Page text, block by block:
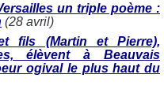
un triple poème :
(28 avril)
fils (Martin et Pierre),
élèvent à Beauvais
ogival le plus haut du